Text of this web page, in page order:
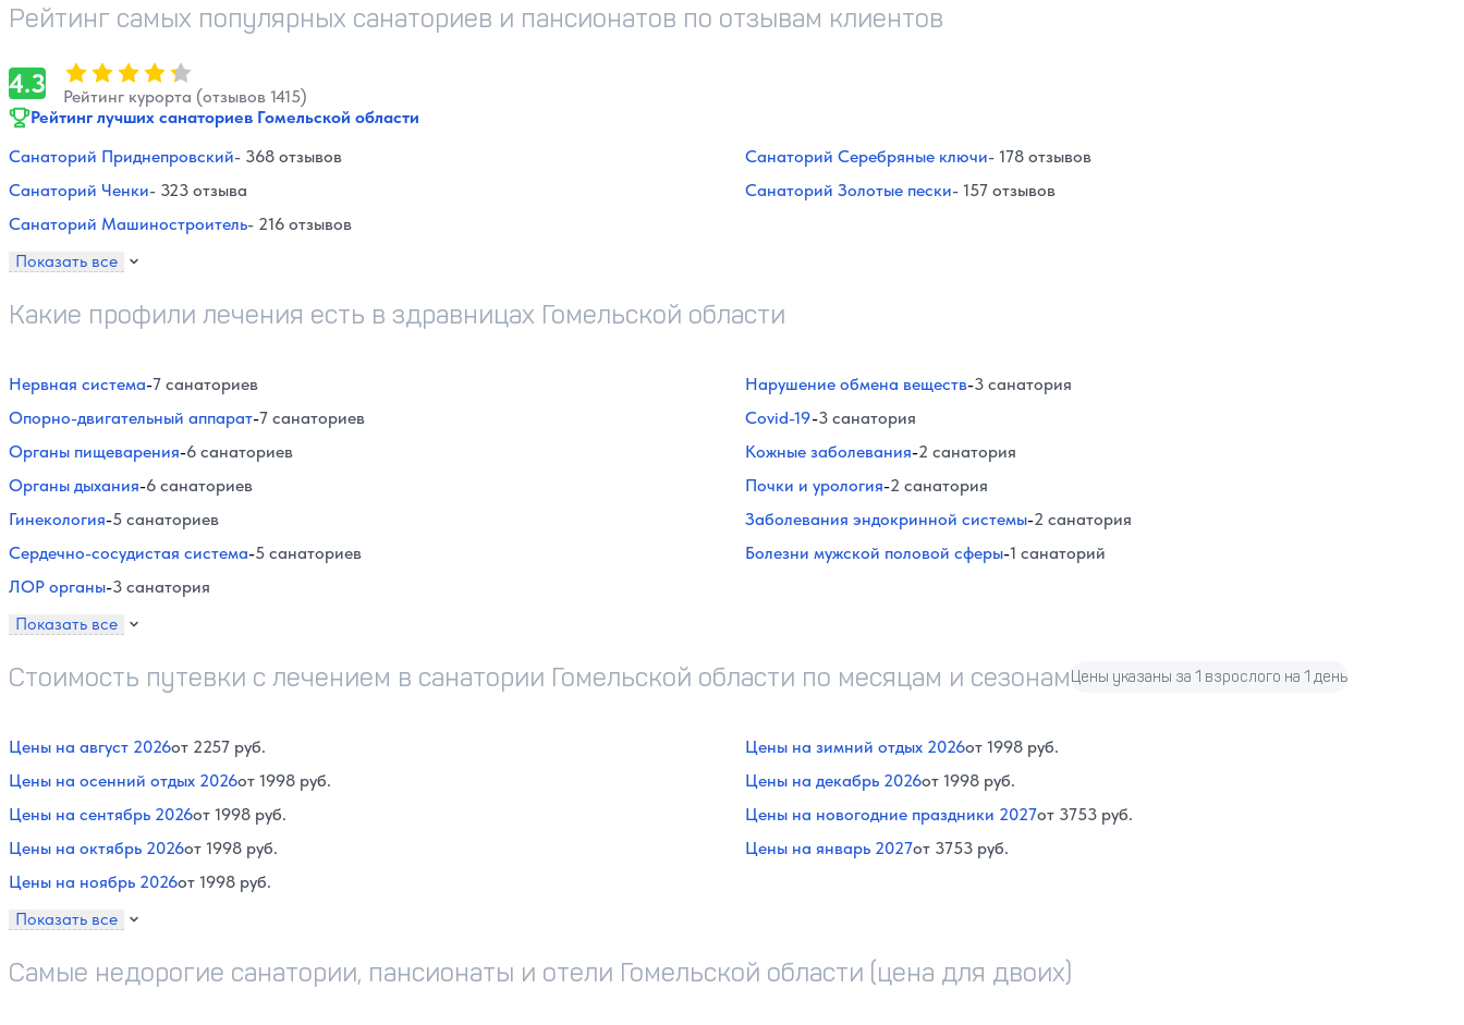
Рейтинг самых популярных санаториев и пансионатов по отзывам клиентов
4.3 Оценка, количество звезд:
Рейтинг курорта (отзывов 1415)
Рейтинг лучших санаториев Гомельской области
Санаторий Приднепровский- 368 отзывов
Санаторий Ченки- 323 отзыва
Санаторий Машиностроитель- 216 отзывов
Санаторий Серебряные ключи- 178 отзывов
Санаторий Золотые пески- 157 отзывов
Показать все
Какие профили лечения есть в здравницах Гомельской области
Нервная система-7 санаториев
Опорно-двигательный аппарат-7 санаториев
Органы пищеварения-6 санаториев
Органы дыхания-6 санаториев
Гинекология-5 санаториев
Сердечно-сосудистая система-5 санаториев
ЛОР органы-3 санатория
Нарушение обмена веществ-3 санатория
Covid-19-3 санатория
Кожные заболевания-2 санатория
Почки и урология-2 санатория
Заболевания эндокринной системы-2 санатория
Болезни мужской половой сферы-1 санаторий
Показать все
Стоимость путевки с лечением в санатории Гомельской области по месяцам и сезонам Цены указаны за 1 взрослого на 1 день
Цены на август 2026от 2257 руб.
Цены на осенний отдых 2026от 1998 руб.
Цены на сентябрь 2026от 1998 руб.
Цены на октябрь 2026от 1998 руб.
Цены на ноябрь 2026от 1998 руб.
Цены на зимний отдых 2026от 1998 руб.
Цены на декабрь 2026от 1998 руб.
Цены на новогодние праздники 2027от 3753 руб.
Цены на январь 2027от 3753 руб.
Показать все
Самые недорогие санатории, пансионаты и отели Гомельской области (цена для двоих)